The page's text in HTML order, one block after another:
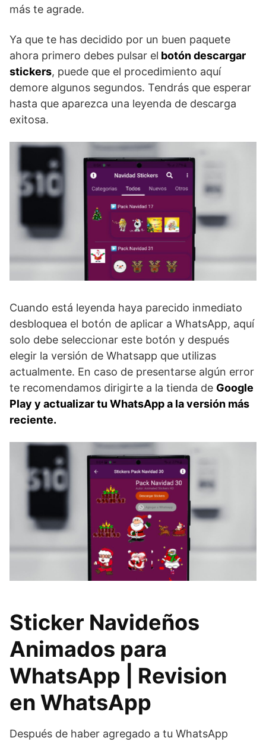
más te agrade.
Ya que te has decidido por un buen paquete
ahora primero debes pulsar el botón descargar
stickers, puede que el procedimiento aquí
demore algunos segundos. Tendrás que esperar
hasta que aparezca una leyenda de descarga
exitosa.
Cuando está leyenda haya parecido inmediato
desbloquea el botón de aplicar a WhatsApp, aquí
solo debe seleccionar este botón y después
elegir la versión de Whatsapp que utilizas
actualmente. En caso de presentarse algún error
te recomendamos dirigirte a la tienda de Google
Play y actualizar tu WhatsApp a la versión más
reciente.
Sticker Navideños
Animados para
WhatsApp | Revision
en WhatsApp
Después de haber agregado a tu WhatsApp